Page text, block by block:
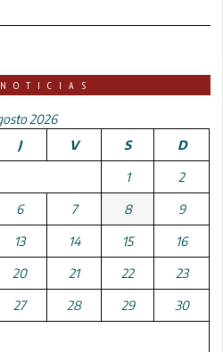
2026
J V S D
1 2
6 7 8 9
13 14 15 16
20 21 22 23
27 28 29 30